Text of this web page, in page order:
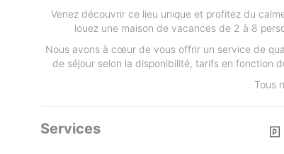
Venez découvrir ce lieu unique et profitez du
louez une maison de vacances de 2 à 8
Nous avons à cœur de vous offrir un service de
de séjour selon la disponibilité, tarifs en fonction
Tous
Services